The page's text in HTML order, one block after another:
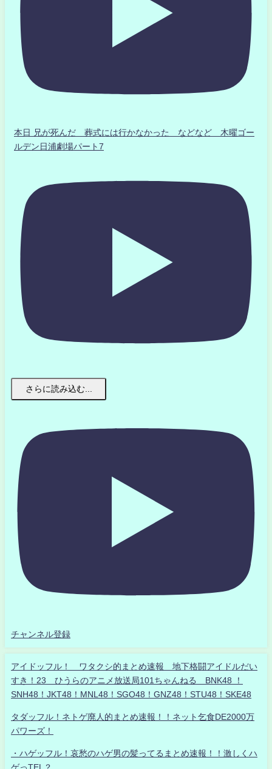
本日 兄が死んだ 葬式には行かなかった などなど 木曜ゴー
ルデン日浦劇場パート7
さらに読み込む...
チャンネル登録
アイドッフル！ ワタクシ的まとめ速報 地下格闘アイドルだい
すき！23 ひうらのアニメ放送局101ちゃんねる BNK48 ！
SNH48！JKT48！MNL48！SGO48！GNZ48！STU48！SKE48
タダッフル！ネトゲ廃人的まとめ速報！！ネット乞食DE2000万
パワーズ！
・ハゲッフル！哀愁のハゲ男の髪ってるまとめ速報！！激しくハ